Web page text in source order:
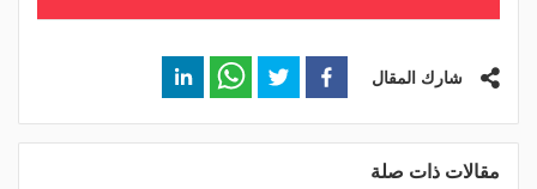
شارك المقال
مقالات ذات صلة